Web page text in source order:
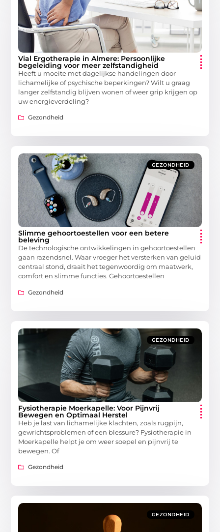
Vial Ergotherapie in Almere: Persoonlijke
begeleiding voor meer zelfstandigheid
Heeft u moeite met dagelijkse handelingen door
lichamelijke of psychische beperkingen? Wilt u graag
langer zelfstandig blijven wonen of weer grip krijgen op
uw energieverdeling?
Gezondheid
GEZONDHEID
Slimme gehoortoestellen voor een betere
beleving
De technologische ontwikkelingen in gehoortoestellen
gaan razendsnel. Waar vroeger het versterken van geluid
centraal stond, draait het tegenwoordig om maatwerk,
comfort en slimme functies. Gehoortoestellen
Gezondheid
GEZONDHEID
Fysiotherapie Moerkapelle: Voor Pijnvrij
Bewegen en Optimaal Herstel
Heb je last van lichamelijke klachten, zoals rugpijn,
gewrichtsproblemen of een blessure? Fysiotherapie in
Moerkapelle helpt je om weer soepel en pijnvrij te
bewegen. Of
Gezondheid
GEZONDHEID